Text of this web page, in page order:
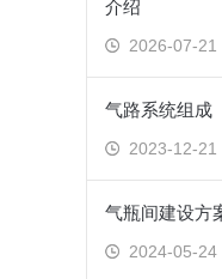
介绍
2026-07-21
气路系统组成
2023-12-21
气瓶间建设方
2024-05-24